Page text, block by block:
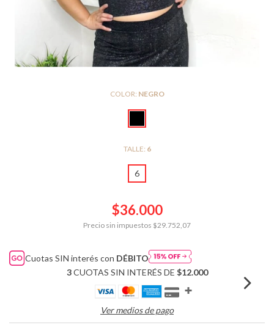
COLOR: NEGRO
TALLE: 6
6
$36.000
Precio sin impuestos $29.752,07
Cuotas SIN interés con DÉBITO
3CUOTAS SIN INTERÉS DE $12.000
Ver medios de pago